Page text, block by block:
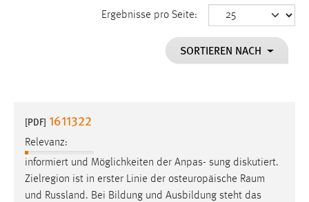
Ergebnisse pro Seite:
SORTIEREN NACH
[PDF] 1611322
Relevanz:
informiert und Möglichkeiten der Anpas- sung diskutiert.
Zielregion ist in erster Linie der osteuropäische Raum
und Russland. Bei Bildung und Ausbildung steht das
cookie_consent
Dieser Cookie speichert die ausgewählten Einverständnis-
Performance
Name: